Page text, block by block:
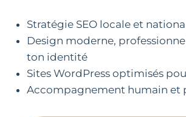
Stratégie SEO locale et
Design moderne,
ton identité
Sites WordPress optimisés
Accompagnement humain et